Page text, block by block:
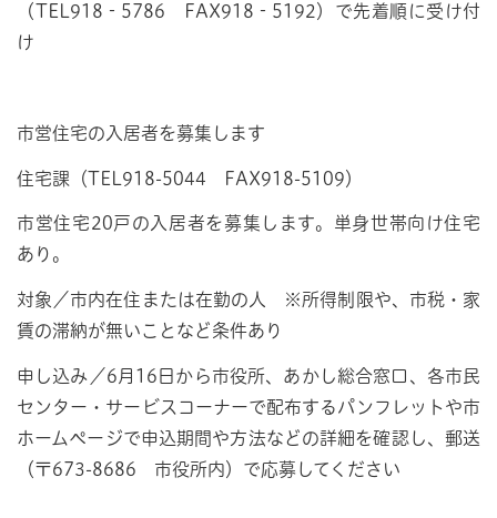
（TEL918‐5786 FAX918‐5192）で先着順に受け付
け
市営住宅の入居者を募集します
住宅課（TEL918-5044 FAX918-5109）
市営住宅20戸の入居者を募集します。単身世帯向け住宅
あり。
対象／市内在住または在勤の人 ※所得制限や、市税・家
賃の滞納が無いことなど条件あり
申し込み／6月16日から市役所、あかし総合窓口、各市民
センター・サービスコーナーで配布するパンフレットや市
ホームページで申込期間や方法などの詳細を確認し、郵送
（〒673-8686 市役所内）で応募してください